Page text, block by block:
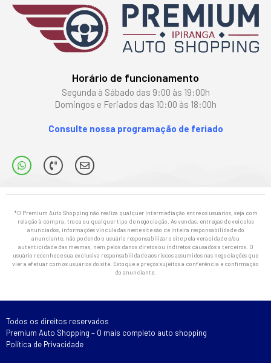
Horário de funcionamento
Segunda à Sábado das 9:00 às 19:00h
Domingos e Feriados das 10:00 às 18:00h
Consulte nossa programação de feriado
*O Premium Auto Shopping não realiza qualquer intermediação entre os usuários, seja com
relação à compra, troca ou qualquer tipo de negociação. As vendas, entregas de veículos
anunciados, informações vinculadas neste site são de inteira responsabilidade do
anunciante, não podendo o usuário responsabilizar o site pela veracidade e/ou
autenticidade das mesmas, nem pelos danos diretos ou indiretos causados a terceiros. O
usuário reconhece sua exclusiva responsabilidade aos riscos assumidos nas negociações que
vier a efetuar com os usuários do site. Estoque e preços sujeitos a conferência e confirmação
do anunciante.
Todos os direitos reservados
Premium Auto Shopping – O mais completo auto shopping
Política de Privacidade